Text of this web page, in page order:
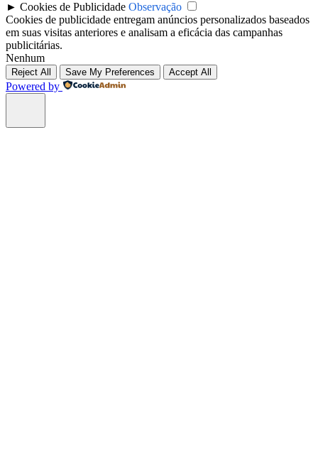
► Cookies de Publicidade Observação
Cookies de publicidade entregam anúncios personalizados baseados
em suas visitas anteriores e analisam a eficácia das campanhas
publicitárias.
Nenhum
Reject All Save My Preferences Accept All
Powered by